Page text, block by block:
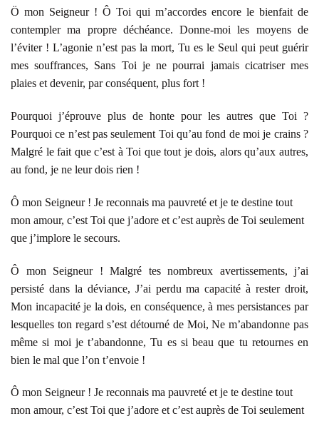
Ö mon Seigneur ! Ô Toi qui m’accordes encore le bienfait de
contempler ma propre déchéance. Donne-moi les moyens de
l’éviter ! L’agonie n’est pas la mort, Tu es le Seul qui peut guérir
mes souffrances, Sans Toi je ne pourrai jamais cicatriser mes
plaies et devenir, par conséquent, plus fort !
Pourquoi j’éprouve plus de honte pour les autres que Toi ?
Pourquoi ce n’est pas seulement Toi qu’au fond de moi je crains ?
Malgré le fait que c’est à Toi que tout je dois, alors qu’aux autres,
au fond, je ne leur dois rien !
Ô mon Seigneur ! Je reconnais ma pauvreté et je te destine tout
mon amour, c’est Toi que j’adore et c’est auprès de Toi seulement
que j’implore le secours.
Ô mon Seigneur ! Malgré tes nombreux avertissements, j’ai
persisté dans la déviance, J’ai perdu ma capacité à rester droit,
Mon incapacité je la dois, en conséquence, à mes persistances par
lesquelles ton regard s’est détourné de Moi, Ne m’abandonne pas
même si moi je t’abandonne, Tu es si beau que tu retournes en
bien le mal que l’on t’envoie !
Ô mon Seigneur ! Je reconnais ma pauvreté et je te destine tout
mon amour, c’est Toi que j’adore et c’est auprès de Toi seulement